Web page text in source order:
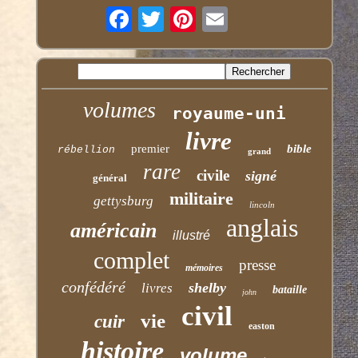
volumes royaume-uni
rébellion premier livre grand bible
général rare civile signé
gettysburg militaire lincoln
américain illustré anglais
complet mémoires presse
confédéré livres shelby john bataille
cuir vie civil easton
histoire